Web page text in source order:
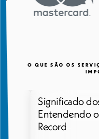
O QUE SÃO OS
AOR:
de Agent
A
O